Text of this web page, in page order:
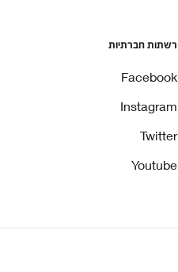
רשתות חברתיות
Facebook
Instagram
Twitter
Youtube